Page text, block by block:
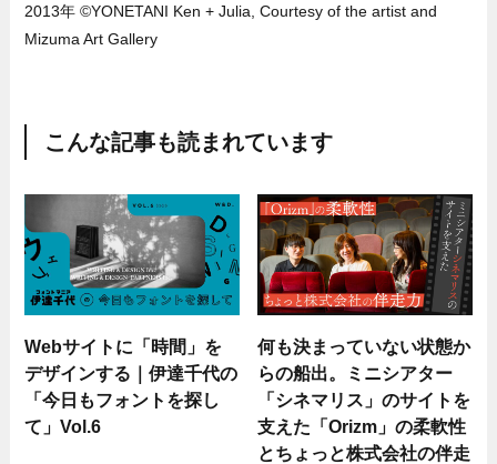
2013年 ©YONETANI Ken + Julia, Courtesy of the artist and
Mizuma Art Gallery
こんな記事も読まれています
Webサイトに「時間」を
デザインする｜伊達千代の
「今日もフォントを探し
て」Vol.6
何も決まっていない状態か
らの船出。ミニシアター
「シネマリス」のサイトを
支えた「Orizm」の柔軟性
とちょっと株式会社の伴走